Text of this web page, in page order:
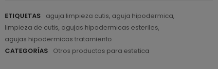
ETIQUETAS aguja limpieza cutis, aguja hipodermica,
limpieza de cutis, agujas hipodermicas esteriles,
agujas hipodermicas tratamiento
CATEGORÍAS
Otros productos para estetica